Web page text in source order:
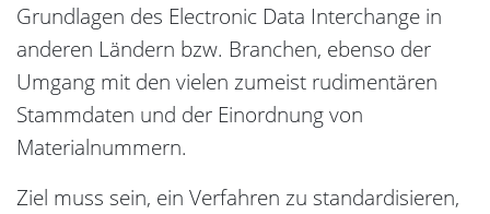
Grundlagen des Electronic Data Interchange in
anderen Ländern bzw. Branchen, ebenso der
Umgang mit den vielen zumeist rudimentären
Stammdaten und der Einordnung von
Materialnummern.
Ziel muss sein, ein Verfahren zu standardisieren,